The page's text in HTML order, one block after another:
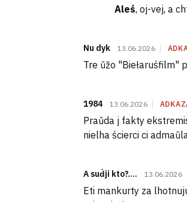
Aleś, oj-vej, a
Nu dyk 13.06.2026
Tre ŭžo "Biełaruśfilm"
1984 13.06.2026
Praŭda j fakty
nielha ścierci ci
A sud́ji kto?.... 13.06.2026
Eti mankurty za